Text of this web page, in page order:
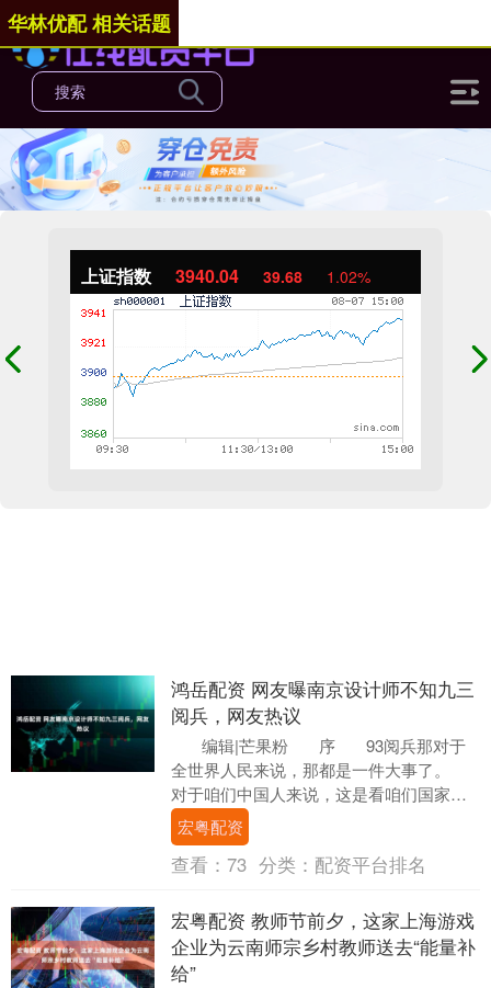
上证指数 3940.04 39.68 1.02%
华林优配 相关话题
鸿岳配资 网友曝南京设计师不知九三
阅兵，网友热议
编辑|芒果粉 序 93阅兵那对于
全世界人民来说，那都是一件大事了。
对于咱们中国人来说，这是看咱们国家繁
盛的良....
宏粤配资
查看： 73 分类： 配资平台排名
宏粤配资 教师节前夕，这家上海游戏
企业为云南师宗乡村教师送去“能量补
给”